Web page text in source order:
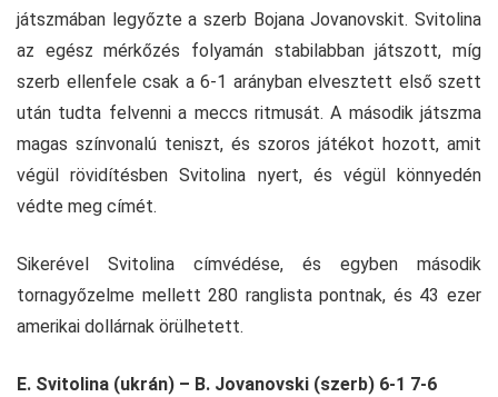
játszmában legyőzte a szerb Bojana Jovanovskit. Svitolina
az egész mérkőzés folyamán stabilabban játszott, míg
szerb ellenfele csak a 6-1 arányban elvesztett első szett
után tudta felvenni a meccs ritmusát. A második játszma
magas színvonalú teniszt, és szoros játékot hozott, amit
végül rövidítésben Svitolina nyert, és végül könnyedén
védte meg címét.
Sikerével Svitolina címvédése, és egyben második
tornagyőzelme mellett 280 ranglista pontnak, és 43 ezer
amerikai dollárnak örülhetett.
E. Svitolina (ukrán) – B. Jovanovski (szerb) 6-1 7-6